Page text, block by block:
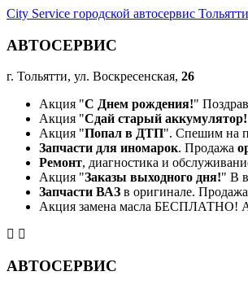
City Service городской автосервис Тольятти
АВТОСЕРВИС
г. Тольятти, ул. Воскресенская, 26
Акция "С Днем рождения!"
Акция "Сдай старый аккумулятор!
Акция "Попал в ДТП". Спешим на
Запчасти для иномарок. Продажа
Ремонт, диагностика и
Акция "Заказы выходного дня!" В
Запчасти ВАЗ в оригинале. Продажа
Акция замена масла БЕСПЛАТНО!
АВТОСЕРВИС